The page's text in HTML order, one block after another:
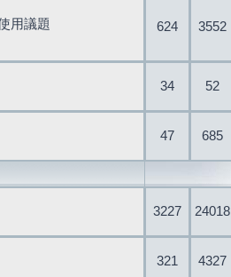
用議題 624 3552
34 52
47 685
3227 24018
321 4327